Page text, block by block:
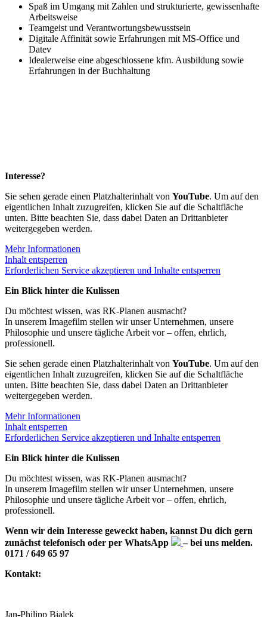
Spaß im Umgang mit Zahlen und strukturierte, gewissenhafte
Arbeitsweise
Teamgeist und Verantwortungsbewusstsein
Digitale Affinität sowie Erfahrungen mit MS-Office und
Datev
Idealerweise eine abgeschlossene kfm. Ausbildung sowie
Erfahrungen in der Buchhaltung
Interesse?
Sie sehen gerade einen Platzhalterinhalt von YouTube. Um auf den
eigentlichen Inhalt zuzugreifen, klicken Sie auf die Schaltfläche
unten. Bitte beachten Sie, dass dabei Daten an Drittanbieter
weitergegeben werden.
Mehr Informationen
Inhalt entsperren
Erforderlichen Service akzeptieren und Inhalte entsperren
Ein Blick hinter die Kulissen
Du möchtest wissen, was RK-Planen ausmacht?
In unserem Imagefilm stellen wir unser Unternehmen, unsere
Philosophie und unsere tägliche Arbeit vor – offen, ehrlich,
professionell.
Sie sehen gerade einen Platzhalterinhalt von YouTube. Um auf den
eigentlichen Inhalt zuzugreifen, klicken Sie auf die Schaltfläche
unten. Bitte beachten Sie, dass dabei Daten an Drittanbieter
weitergegeben werden.
Mehr Informationen
Inhalt entsperren
Erforderlichen Service akzeptieren und Inhalte entsperren
Ein Blick hinter die Kulissen
Du möchtest wissen, was RK-Planen ausmacht?
In unserem Imagefilm stellen wir unser Unternehmen, unsere
Philosophie und unsere tägliche Arbeit vor – offen, ehrlich,
professionell.
Wenn wir dein Interesse geweckt haben, kannst Du dich gern
zunächst telefonisch oder per WhatsApp
–bei uns melden.
0171 / 649 65 97
Kontakt:
Jan-Philipp Bialek